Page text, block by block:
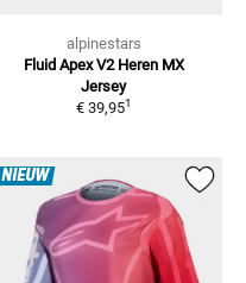
alpinestars
Fluid Apex V2 Heren MX
Jersey
€ 39,951
NIEUW